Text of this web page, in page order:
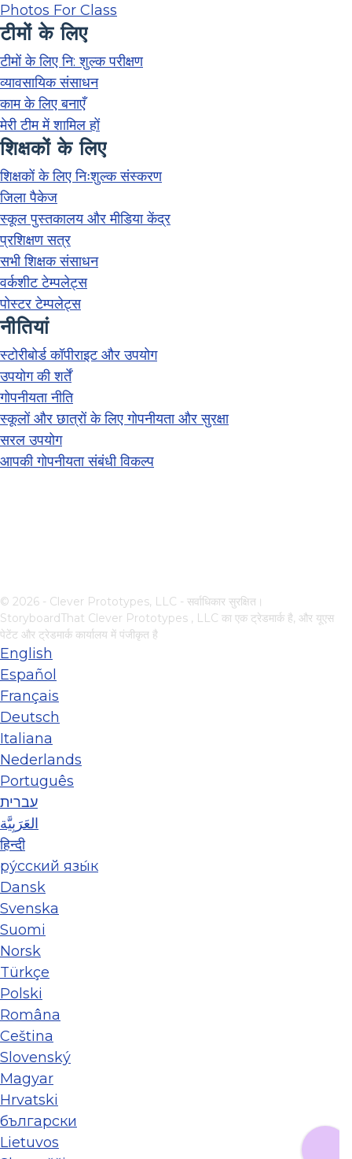
Photos For Class
टीमों के लिए
टीमों के लिए नि: शुल्क परीक्षण
व्यावसायिक संसाधन
काम के लिए बनाएँ
मेरी टीम में शामिल हों
शिक्षकों के लिए
शिक्षकों के लिए निःशुल्क संस्करण
जिला पैकेज
स्कूल पुस्तकालय और मीडिया केंद्र
प्रशिक्षण सत्र
सभी शिक्षक संसाधन
वर्कशीट टेम्पलेट्स
पोस्टर टेम्पलेट्स
नीतियां
स्टोरीबोर्ड कॉपीराइट और उपयोग
उपयोग की शर्तें
गोपनीयता नीति
स्कूलों और छात्रों के लिए गोपनीयता और सुरक्षा
सरल उपयोग
आपकी गोपनीयता संबंधी विकल्प
© 2026 - Clever Prototypes, LLC - सर्वाधिकार सुरक्षित।
StoryboardThat Clever Prototypes , LLC का एक ट्रेडमार्क है, और यूएस
पेटेंट और ट्रेडमार्क कार्यालय में पंजीकृत है
English
Español
Français
Deutsch
Italiana
Nederlands
Português
עברית
العَرَبِيَّة
हिन्दी
ру́сский язы́к
Dansk
Svenska
Suomi
Norsk
Türkçe
Polski
Româna
Ceština
Slovenský
Magyar
Hrvatski
български
Lietuvos